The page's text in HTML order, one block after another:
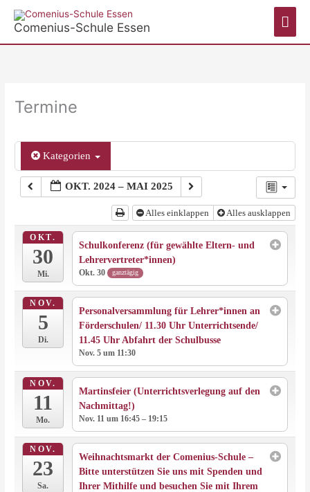
InhaltComenius-Schule Essen
Termine
Kategorien
OKT. 2024 – MAI 2025
Alles einklappen Alles ausklappen
OKT.
30
Mi.
Schulkonferenz (für gewählte Eltern- und
Lehrervertreter*innen)
Okt. 30 ganztägig
NOV.
5
Di.
Personalversammlung für Lehrer*innen an
Förderschulen/ 11.30 Uhr Unterrichtsende/
11.45 Uhr Abfahrt der Schulbusse
Nov. 5 um 11:30
NOV.
11
Mo.
Martinsfeier (Unterrichtsverlegung auf den
Nachmittag!)
Nov. 11 um 16:45 – 19:15
NOV.
23
Sa.
Weihnachtsmarkt der Comenius-Schule –
Bitte unterstützen Sie uns mit Spenden und
Ihrer Mithilfe und besuchen Sie mit Ihrem